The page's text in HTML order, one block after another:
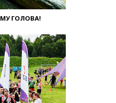
ГОЛОВА!